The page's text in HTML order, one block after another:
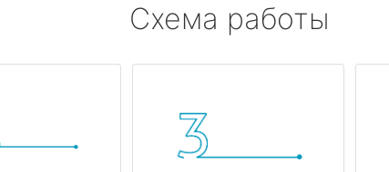
Схема работы